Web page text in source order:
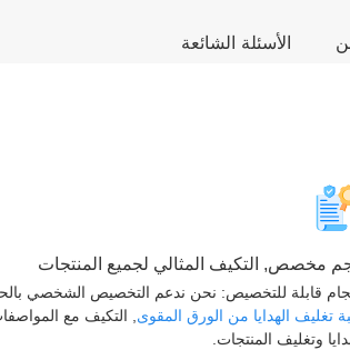
الأسئلة الشائعة
مخصص, التكيف المثالي لجميع المنتجات
قابلة للتخصيص: نحن ندعم التخصيص الشخصي
تغليف الهدايا من الورق المقوى , التكيف مع
وتغليف المنتجات.